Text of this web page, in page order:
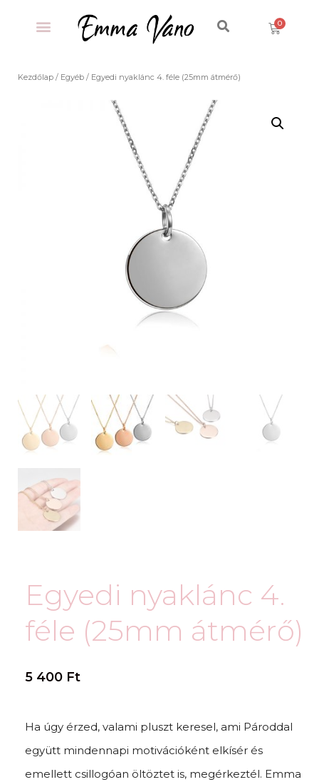
Kezdőlap / Egyéb / Egyedi nyaklánc 4. féle (25mm átmérő)
Egyedi nyaklánc 4.
féle (25mm átmérő)
5 400 Ft
Ha úgy érzed, valami pluszt keresel, ami Pároddal
együtt mindennapi motivációként elkísér és
emellett csillogóan öltöztet is, megérkeztél. Emma